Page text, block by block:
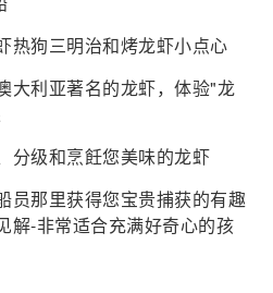
热狗三明治和烤龙虾小点心
大利亚著名的龙虾，体验"龙
分级和烹飪您美味的龙虾
员那里获得您宝贵捕获的有趣
解-非常适合充满好奇心的孩